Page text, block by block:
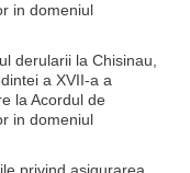
in domeniul
derularii la Chisinau,
a XVII-a a
la Acordul de
in domeniul